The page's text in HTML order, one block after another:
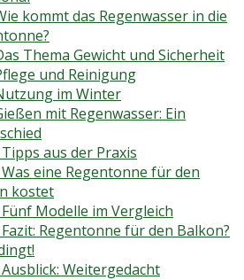
kommt das Regenwasser in die
Thema Gewicht und Sicherheit
und Reinigung
im Winter
mit Regenwasser: Ein
Tipps aus der Praxis
Was eine Regentonne für den
kostet
Fünf Modelle im Vergleich
Fazit: Regentonne für den Balkon?
Weitergedacht